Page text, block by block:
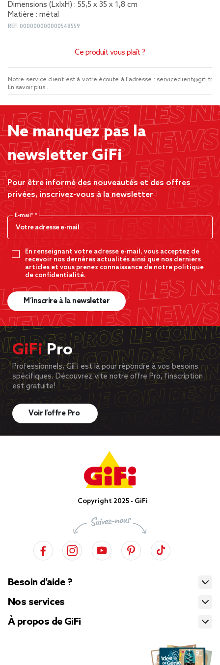
Dimensions (LxlxH) : 55,5 x 35 x 1,8 cm
Matière : métal
REF. 000000000000548559
Ce produit vous plaît ?
Notre service client est à votre écoute à l'adresse : serviceclient@gifi.fr
En savoir plus...
Ne manquez pas la
newsletter GiFi
Pour être informé des nouveautés et des offres
privées, inscrivez-vous à la newsletter
E-mail*
En renseignant votre adresse e-mail, vous acceptez de
recevoir nos dernères actualités ainsi que nos derniers
articles et vous prenez connaissance de notre politique
de confidentialité.
M’inscrire à la newsletter
GiFiPro
Professionnels, GiFi est là pour répondre à vos besoins
spécifiques. Découvrez vite notre offre Pro, l’inscription
est gratuite!
Voir l’offre Pro
Copyright 2025 - GiFi
Besoin d’aide ?
Nos services
À propos de GiFi